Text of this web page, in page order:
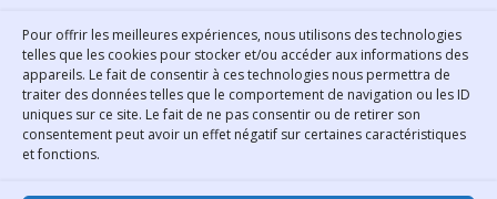
Pour offrir les meilleures expériences, nous utilisons des technologies
telles que les cookies pour stocker et/ou accéder aux informations des
appareils. Le fait de consentir à ces technologies nous permettra de
traiter des données telles que le comportement de navigation ou les ID
uniques sur ce site. Le fait de ne pas consentir ou de retirer son
consentement peut avoir un effet négatif sur certaines caractéristiques
et fonctions.